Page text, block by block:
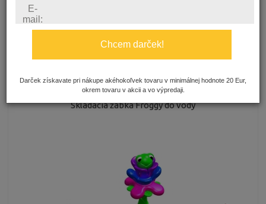
Skladacia žabka Froggy do vody
E-
mail:
Chcem darček!
Darček získavate pri nákupe akéhokoľvek tovaru v minimálnej hodnote 20 Eur,
okrem tovaru v akcii a vo výpredaji.